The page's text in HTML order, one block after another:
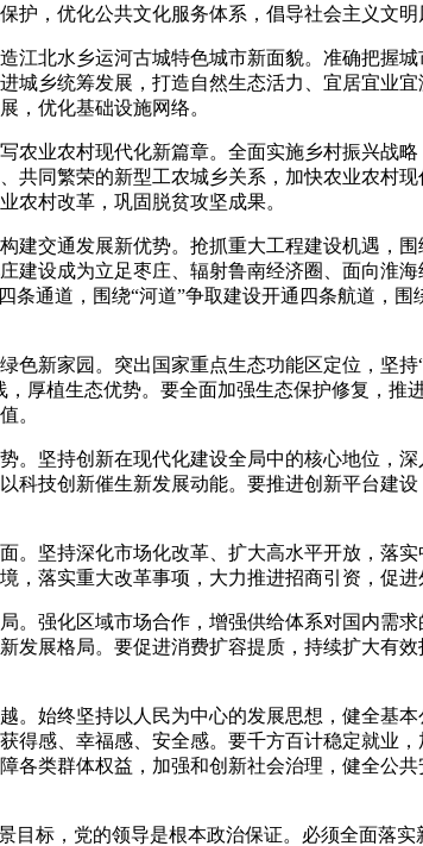
护，优化公共文化服务体系，倡导社会主义文明
江北水乡运河古城特色城市新面貌。准确把握
城乡统筹发展，打造自然生态活力、宜居宜业
，优化基础设施网络。
农业农村现代化新篇章。全面实施乡村振兴战
共同繁荣的新型工农城乡关系，加快农业农村
农村改革，巩固脱贫攻坚成果。
建交通发展新优势。抢抓重大工程建设机遇，围
建设成为立足枣庄、辐射鲁南经济圈、面向淮
条通道，围绕“河道”争取建设开通四条航道，围
色新家园。突出国家重点生态功能区定位，坚持
厚植生态优势。要全面加强生态保护修复，推
。
。坚持创新在现代化建设全局中的核心地位，深
科技创新催生新发展动能。要推进创新平台建
。坚持深化市场化改革、扩大高水平开放，落
，落实重大改革事项，大力推进招商引资，促进
。强化区域市场合作，增强供给体系对国内需求
发展格局。要促进消费扩容提质，持续扩大有效
。始终坚持以人民为中心的发展思想，健全基
得感、幸福感、安全感。要千方百计稳定就业
各类群体权益，加强和创新社会治理，健全公
目标，党的领导是根本政治保证。必须全面落